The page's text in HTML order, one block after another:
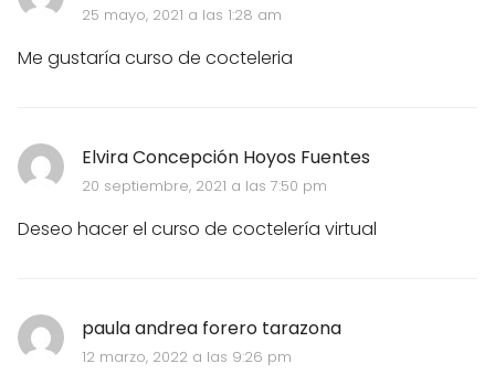
25 mayo, 2021 a las 1:28 am
Me gustaría curso de cocteleria
Elvira Concepción Hoyos Fuentes
20 septiembre, 2021 a las 7:50 pm
Deseo hacer el curso de coctelería virtual
paula andrea forero tarazona
12 marzo, 2022 a las 9:26 pm